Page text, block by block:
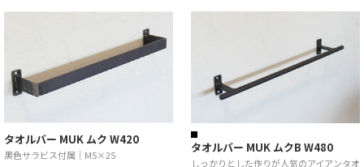
タオルバー MUK ムク W420
黒色サラビス付属｜M5×25 タオルバー MUK ムクB W480
しっかりとした作りが人気のアイアンタオ